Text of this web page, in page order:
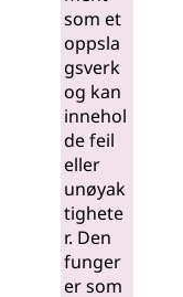
som et
oppsla
gsverk
og kan
innehol
de feil
eller
unøyak
tighete
r. Den
funger
er som